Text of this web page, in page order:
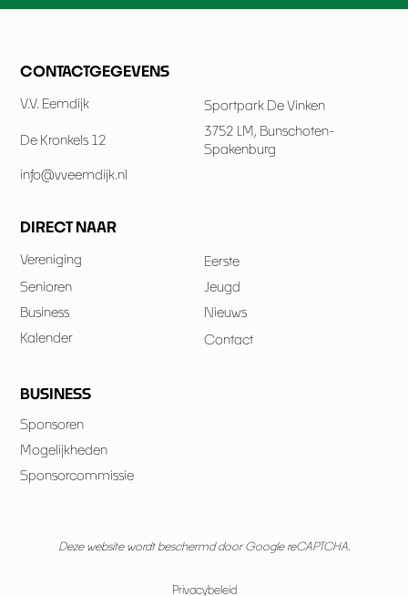
CONTACTGEGEVENS
V.V. Eemdijk Sportpark De Vinken
De Kronkels 12
3752 LM, Bunschoten-
Spakenburg
info@vveemdijk.nl
DIRECT NAAR
Vereniging
Eerste
Senioren
Jeugd
Business
Nieuws
Kalender
Contact
BUSINESS
Sponsoren
Mogelijkheden
Sponsorcommissie
Deze website wordt beschermd door Google reCAPTCHA.
Privacybeleid